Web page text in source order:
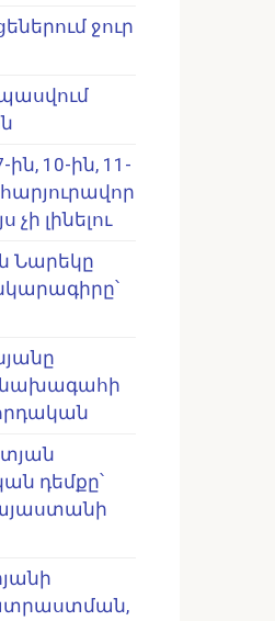
ջուր
10-ին, 11-
հարյուրավոր
չի լինելու
Նարեկը
նախագահի
դեմքը՝